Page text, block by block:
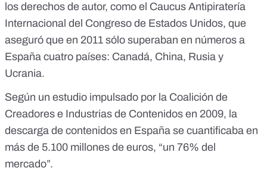
los derechos de autor, como el Caucus Antipiratería
Internacional del Congreso de Estados Unidos, que
aseguró que en 2011 sólo superaban en números a
España cuatro países: Canadá, China, Rusia y
Ucrania.
Según un estudio impulsado por la Coalición de
Creadores e Industrias de Contenidos en 2009, la
descarga de contenidos en España se cuantificaba en
más de 5.100 millones de euros, “un 76% del
mercado”.